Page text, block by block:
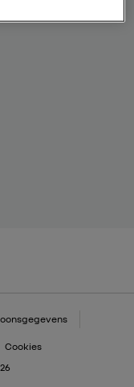
Cookies